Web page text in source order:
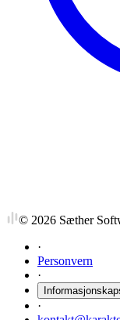
© 2026 Sæther
·
Personvern
·
·